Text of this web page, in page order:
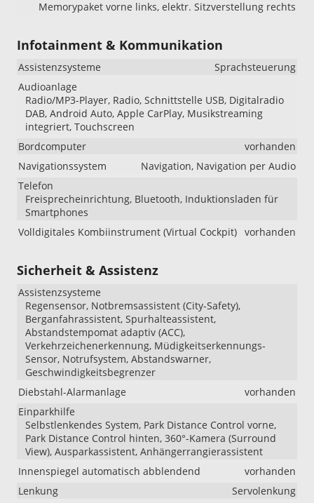
Memorypaket vorne links, elektr. Sitzverstellung rechts
Infotainment & Kommunikation
Assistenzsysteme
Sprachsteuerung
Audioanlage
Radio/MP3-Player, Radio, Schnittstelle USB, Digitalradio
DAB, Android Auto, Apple CarPlay, Musikstreaming
integriert, Touchscreen
Bordcomputer
vorhanden
Navigationssystem
Navigation, Navigation per Audio
Telefon
Freisprecheinrichtung, Bluetooth, Induktionsladen für
Smartphones
Volldigitales Kombiinstrument (Virtual Cockpit) vorhanden
Sicherheit & Assistenz
Assistenzsysteme
Regensensor, Notbremsassistent (City-Safety),
Berganfahrassistent, Spurhalteassistent,
Abstandstempomat adaptiv (ACC),
Verkehrzeichenerkennung, Müdigkeitserkennungs-
Sensor, Notrufsystem, Abstandswarner,
Geschwindigkeitsbegrenzer
Diebstahl-Alarmanlage
vorhanden
Einparkhilfe
Selbstlenkendes System, Park Distance Control vorne,
Park Distance Control hinten, 360°-Kamera (Surround
View), Ausparkassistent, Anhängerrangierassistent
Innenspiegel automatisch abblendend
vorhanden
Lenkung
Servolenkung